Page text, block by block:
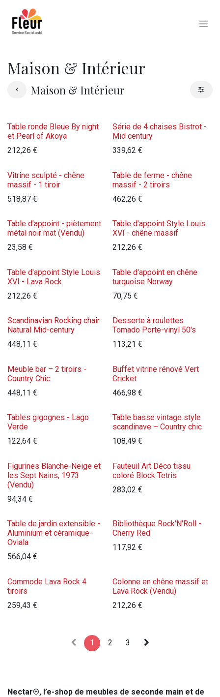
Maison & Intérieur
Maison & Intérieur
Table ronde Bleue By night
et Pearl of Akoya
212,26 €
Série de 4 chaises Bistrot -
Mid century
339,62 €
Vitrine sculpté - chêne
massif - 1 tiroir
518,87 €
Table de ferme - chêne
massif - 2 tiroirs
462,26 €
Table d'appoint - piètement
métal noir mat (Vendu)
23,58 €
Table d'appoint Style Louis
XVI - chêne massif
212,26 €
Table d'appoint Style Louis
XVI - Lava Rock
212,26 €
Table d'appoint en chêne
turquoise Norway
70,75 €
Scandinavian Rocking chair
Natural Mid-century
448,11 €
Desserte à roulettes
Tomado Porte-vinyl 50's
113,21 €
Meuble bar – 2 tiroirs -
Country Chic
448,11 €
Buffet vitrine rénové Vert
Cricket
466,98 €
Tables gigognes - Lago
Verde
122,64 €
Table basse vintage style
scandinave – Country chic
108,49€
Figurines Blanche-Neige et
les Sept Nains, 1973
(Vendu)
94,34 €
Fauteuil Art Déco tissu
coloré Block Tetris
283,02 €
Table de jardin extensible -
Aluminium et céramique-
Oviala
566,04 €
Bibliothèque Rock'N'Roll -
Cherry Red
117,92 €
Commode Lava Rock 4
tiroirs
259,43 €
Colonne en chêne massif et
Lava Rock (Vendu)
212,26 €
1 2 3
Nectar®, l’e-shop de meubles de seconde main et de